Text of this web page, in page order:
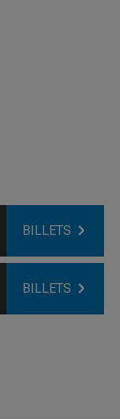
BILLETS
BILLETS